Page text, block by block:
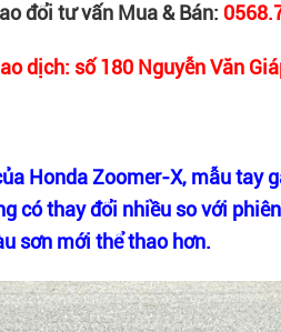
đổi tư vấn Mua & Bán:
dịch: số 180 Nguyễn Văn
Honda Zoomer-X, mẫu tay
có thay đổi nhiều so với
sơn mới thể thao hơn.